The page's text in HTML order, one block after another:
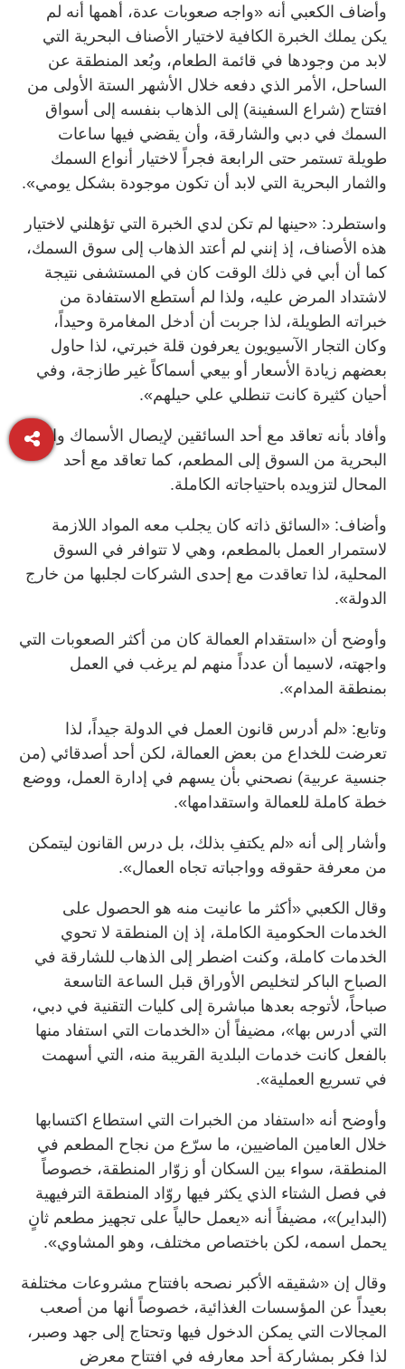
وأضاف الكعبي أنه «واجه صعوبات عدة، أهمها أنه لم
يكن يملك الخبرة الكافية لاختيار الأصناف البحرية التي
لابد من وجودها في قائمة الطعام، وبُعد المنطقة عن
الساحل، الأمر الذي دفعه خلال الأشهر الستة الأولى من
افتتاح (شراع السفينة) إلى الذهاب بنفسه إلى أسواق
السمك في دبي والشارقة، وأن يقضي فيها ساعات
طويلة تستمر حتى الرابعة فجراً لاختيار أنواع السمك
والثمار البحرية التي لابد أن تكون موجودة بشكل يومي».
واستطرد: «حينها لم تكن لدي الخبرة التي تؤهلني لاختيار
هذه الأصناف، إذ إنني لم أعتد الذهاب إلى سوق السمك،
كما أن أبي في ذلك الوقت كان في المستشفى نتيجة
لاشتداد المرض عليه، ولذا لم أستطع الاستفادة من
خبراته الطويلة، لذا جربت أن أدخل المغامرة وحيداً،
وكان التجار الآسيويون يعرفون قلة خبرتي، لذا حاول
بعضهم زيادة الأسعار أو بيعي أسماكاً غير طازجة، وفي
أحيان كثيرة كانت تنطلي علي حيلهم».
وأفاد بأنه تعاقد مع أحد السائقين لإيصال الأسماك والثمار
البحرية من السوق إلى المطعم، كما تعاقد مع أحد
المحال لتزويده باحتياجاته الكاملة.
وأضاف: «السائق ذاته كان يجلب معه المواد اللازمة
لاستمرار العمل بالمطعم، وهي لا تتوافر في السوق
المحلية، لذا تعاقدت مع إحدى الشركات لجلبها من خارج
الدولة».
وأوضح أن «استقدام العمالة كان من أكثر الصعوبات التي
واجهته، لاسيما أن عدداً منهم لم يرغب في العمل
بمنطقة المدام».
وتابع: «لم أدرس قانون العمل في الدولة جيداً، لذا
تعرضت للخداع من بعض العمالة، لكن أحد أصدقائي (من
جنسية عربية) نصحني بأن يسهم في إدارة العمل، ووضع
خطة كاملة للعمالة واستقدامها».
وأشار إلى أنه «لم يكتفِ بذلك، بل درس القانون ليتمكن
من معرفة حقوقه وواجباته تجاه العمال».
وقال الكعبي «أكثر ما عانيت منه هو الحصول على
الخدمات الحكومية الكاملة، إذ إن المنطقة لا تحوي
الخدمات كاملة، وكنت اضطر إلى الذهاب للشارقة في
الصباح الباكر لتخليص الأوراق قبل الساعة التاسعة
صباحاً، لأتوجه بعدها مباشرة إلى كليات التقنية في دبي،
التي أدرس بها»، مضيفاً أن «الخدمات التي استفاد منها
بالفعل كانت خدمات البلدية القريبة منه، التي أسهمت
في تسريع العملية».
وأوضح أنه «استفاد من الخبرات التي استطاع اكتسابها
خلال العامين الماضيين، ما سرّع من نجاح المطعم في
المنطقة، سواء بين السكان أو زوّار المنطقة، خصوصاً
في فصل الشتاء الذي يكثر فيها روّاد المنطقة الترفيهية
(البداير)»، مضيفاً أنه «يعمل حالياً على تجهيز مطعم ثانٍ
يحمل اسمه، لكن باختصاص مختلف، وهو المشاوي».
وقال إن «شقيقه الأكبر نصحه بافتتاح مشروعات مختلفة
بعيداً عن المؤسسات الغذائية، خصوصاً أنها من أصعب
المجالات التي يمكن الدخول فيها وتحتاج إلى جهد وصبر،
لذا فكر بمشاركة أحد معارفه في افتتاح معرض